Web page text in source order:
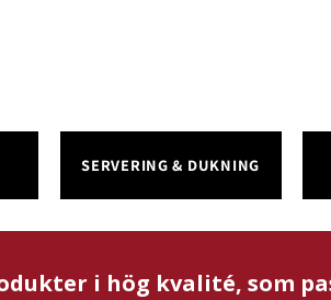
SERVERING & DUKNING
i hög kvalité, som